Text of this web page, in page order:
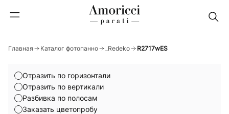
Главная Каталог фотопанно _Redeko R2717wES
Отразить по горизонтали
Отразить по вертикали
Разбивка по полосам
Заказать цветопробу